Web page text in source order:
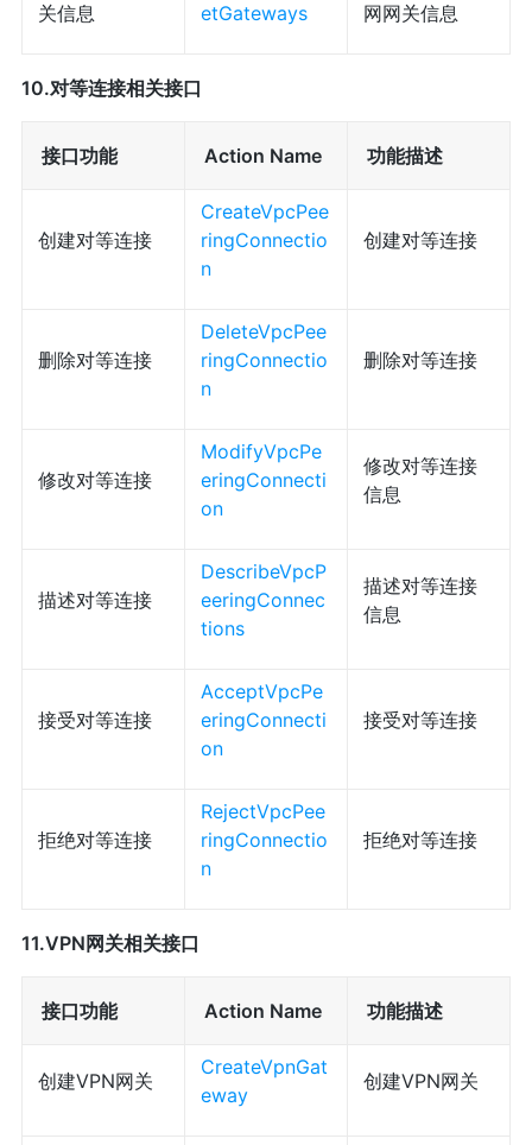
关信息
etGateways
网网关信息
10.对等连接相关接口
接口功能 Action Name 功能描述
创建对等连接
CreateVpcPee
ringConnectio
n
创建对等连接
删除对等连接
DeleteVpcPee
ringConnectio
n
删除对等连接
修改对等连接
ModifyVpcPe
eringConnecti
on
修改对等连接
信息
描述对等连接
DescribeVpcP
eeringConnec
tions
描述对等连接
信息
接受对等连接
AcceptVpcPe
eringConnecti
on
接受对等连接
拒绝对等连接
RejectVpcPee
ringConnectio
n
拒绝对等连接
11.VPN网关相关接口
接口功能 Action Name 功能描述
创建VPN网关
CreateVpnGat
eway
创建VPN网关